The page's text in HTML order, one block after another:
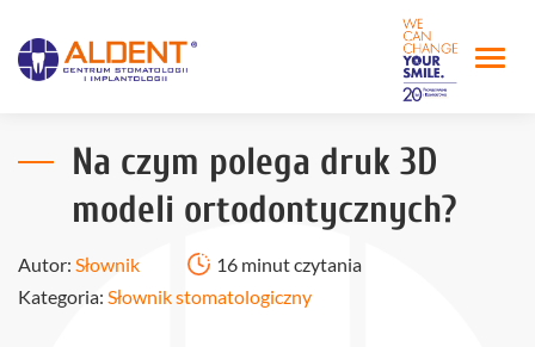
Na czym polega druk 3D
modeli ortodontycznych?
Autor: Słownik
16 minut czytania
Kategoria: Słownik stomatologiczny